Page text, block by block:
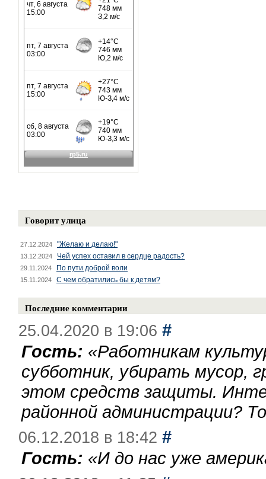
Говорит улица
27.12.2024 "Желаю и делаю!"
13.12.2024 Чей успех оставил в сердце радость?
29.11.2024 По пути доброй воли
15.11.2024 С чем обратились бы к детям?
Последние комментарии
25.04.2020 в 19:06 #
Гость: «Работникам
субботник, убирать мусор,
этом средств защиты.
районной администрации?
06.12.2018 в 18:42 #
Гость: «И до нас уже